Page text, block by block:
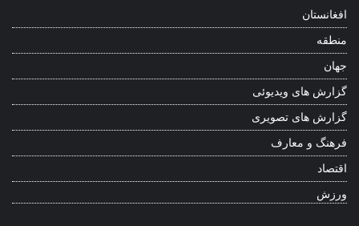
افغانستان
منطقه
جهان
گزارش های ویدیوئی
گزارش های تصویری
فرهنگ و معارف
اقتصاد
ورزش